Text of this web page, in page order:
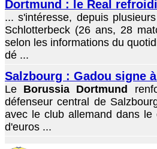
Dortmund : le Real
... s'intéresse, depuis
Schlotterbeck (26 ans, 28
selon les informations du
dé ...
Salzbourg : Gadou signe
Le Borussia Dortmund
défenseur central de
avec le club allemand dans
d'euros ...